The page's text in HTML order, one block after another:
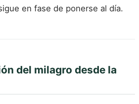
en fase de ponerse al día.
del milagro desde la